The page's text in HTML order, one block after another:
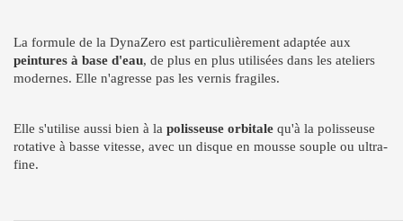
La formule de la DynaZero est particulièrement adaptée aux
peintures à base d'eau, de plus en plus utilisées dans les ateliers
modernes. Elle n'agresse pas les vernis fragiles.
Elle s'utilise aussi bien à la polisseuse orbitale qu'à la polisseuse
rotative à basse vitesse, avec un disque en mousse souple ou ultra-
fine.